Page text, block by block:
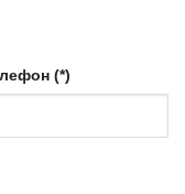
(*)